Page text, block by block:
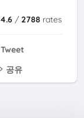
4.6 /2788 rates
Tweet
공유